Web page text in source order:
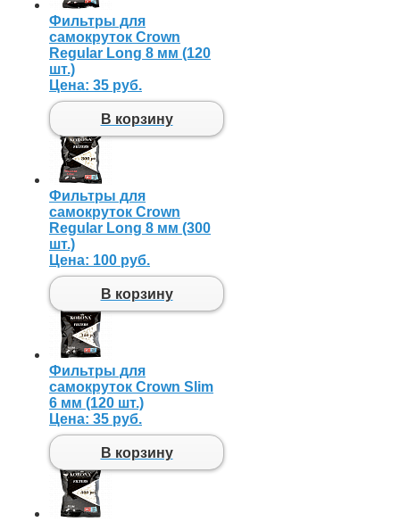
Фильтры для
самокруток Crown
Regular Long 8 мм (120
шт.)
Цена: 35 руб.
В корзину
Фильтры для
самокруток Crown
Regular Long 8 мм (300
шт.)
Цена: 100 руб.
В корзину
Фильтры для
самокруток Crown Slim
6 мм (120 шт.)
Цена: 35 руб.
В корзину